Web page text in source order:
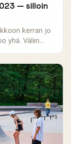
— silloin
kerran jo
yhä. Väliin...